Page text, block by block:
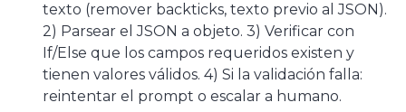
texto (remover backticks, texto previo al JSON).
2) Parsear el JSON a objeto. 3) Verificar con
If/Else que los campos requeridos existen y
tienen valores válidos. 4) Si la validación falla:
reintentar el prompt o escalar a humano.